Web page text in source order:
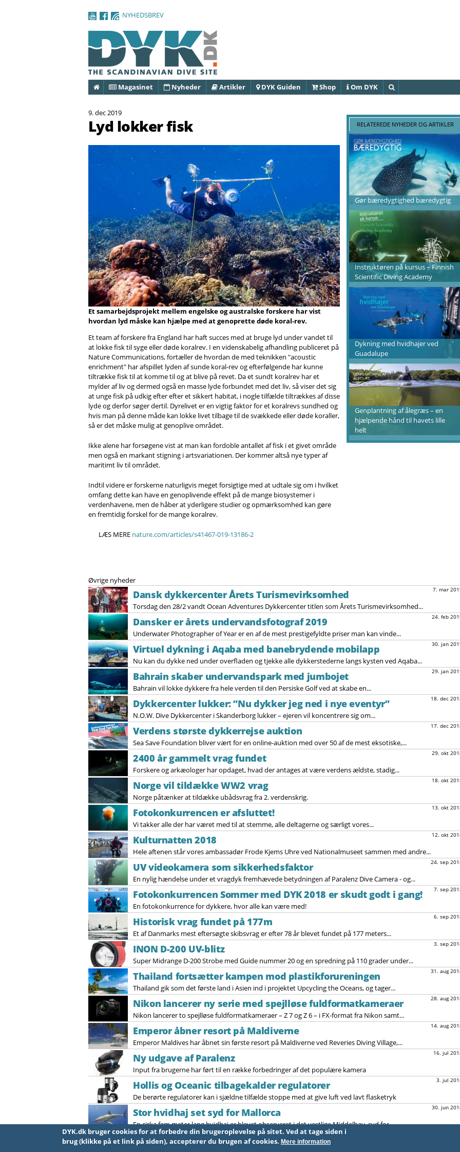
NYHEDSBREV
ForsideMagasinet Nyheder Artikler DYK Guiden Shop Om DYK
9. dec 2019
Lyd lokker fisk
Et samarbejdsprojekt mellem engelske og australske forskere har vist
hvordan lyd måske kan hjælpe med at genoprette døde koral-rev.
Et team af forskere fra England har haft succes med at bruge lyd under vandet til
at lokke fisk til syge eller døde koralrev. I en videnskabelig afhandling publiceret på
Nature Communications, fortæller de hvordan de med teknikken "acoustic
enrichment" har afspillet lyden af sunde koral-rev og efterfølgende har kunne
tiltrække fisk til at komme til og at blive på revet. Da et sundt koralrev har et
mylder af liv og dermed også en masse lyde forbundet med det liv, så viser det sig
at unge fisk på udkig efter efter et sikkert habitat, i nogle tilfælde tiltrækkes af disse
lyde og derfor søger dertil. Dyrelivet er en vigtig faktor for et koralrevs sundhed og
hvis man på denne måde kan lokke livet tilbage til de svækkede eller døde koraller,
så er det måske mulig at genoplive området.
Ikke alene har forsøgene vist at man kan fordoble antallet af fisk i et givet område
men også en markant stigning i artsvariationen. Der kommer altså nye typer af
maritimt liv til området.
Indtil videre er forskerne naturligvis meget forsigtige med at udtale sig om i hvilket
omfang dette kan have en genoplivende effekt på de mange biosystemer i
verdenhavene, men de håber at yderligere studier og opmærksomhed kan gøre
en fremtidig forskel for de mange koralrev.
LÆS MERE nature.com/articles/s41467-019-13186-2
RELATEREDE NYHEDER OG ARTIKLER
Gør bæredygtighed bæredygtig
Instruktøren på kursus – Finnish
Scientific Diving Academy
Dykning med hvidhajer ved
Guadalupe
Genplantning af ålegræs – en
hjælpende hånd til havets lille
helt
Øvrige nyheder
7. mar
Dansk dykkercenter Årets Turismevirksomhed
Torsdag den 28/2 vandt Ocean Adventures Dykkercenter titlen som Årets Turismevirksomhed...
24. feb
Dansker er årets undervandsfotograf 2019
Underwater Photographer of Year er en af de mest prestigefyldte priser man kan vinde...
30. jan
Virtuel dykning i Aqaba med banebrydende mobilapp
Nu kan du dykke ned under overfladen og tjekke alle dykkerstederne langs kysten ved Aqaba...
29. jan
Bahrain skaber undervandspark med jumbojet
Bahrain vil lokke dykkere fra hele verden til den Persiske Golf ved at skabe en...
18. dec
Dykkercenter lukker: ”Nu dykker jeg ned i nye eventyr”
N.O.W. Dive Dykkercenter i Skanderborg lukker – ejeren vil koncentrere sig om...
17. dec
Verdens største dykkerrejse auktion
Sea Save Foundation bliver vært for en online-auktion med over 50 af de mest eksotiske,...
29. okt
2400 år gammelt vrag fundet
Forskere og arkæologer har opdaget, hvad der antages at være verdens ældste, stadig...
18. okt
Norge vil tildække WW2 vrag
Norge påtænker at tildække ubådsvrag fra 2. verdenskrig.
13. okt
Fotokonkurrencen er afsluttet!
Vi takker alle der har været med til at stemme, alle deltagerne og særligt vores...
12. okt
Kulturnatten 2018
Hele aftenen står vores ambassadør Frode Kjems Uhre ved Nationalmuseet sammen med andre...
24. sep
UV videokamera som sikkerhedsfaktor
En nylig hændelse under et vragdyk fremhævede betydningen af ​​Paralenz Dive Camera - og...
7. sep
Fotokonkurrencen Sommer med DYK 2018 er skudt godt i gang!
En fotokonkurrence for dykkere, hvor alle kan være med!
6. sep
Historisk vrag fundet på 177m
Et af Danmarks mest eftersøgte skibsvrag er efter 78 år blevet fundet på 177 meters...
3. sep
INON D-200 UV-blitz
Super Midrange D-200 Strobe med Guide nummer 20 og en spredning på 110 grader under...
31. aug
Thailand fortsætter kampen mod plastikforureningen
Thailand gik som det første land i Asien ind i projektet Upcycling the Oceans, og tager...
28. aug
Nikon lancerer ny serie med spejlløse fuldformatkameraer
Nikon lancerer to spejlløse fuldformatkameraer – Z 7 og Z 6 – i FX-format fra Nikon samt...
14. aug
Emperor åbner resort på Maldiverne
Emperor Maldives har åbnet sin første resort på Maldiverne ved Reveries Diving Village,...
16. jul
Ny udgave af Paralenz
Input fra brugerne har ført til en række forbedringer af det populære kamera
3. jul
Hollis og Oceanic tilbagekalder regulatorer
De berørte regulatorer kan i sjældne tilfælde stoppe med at give luft ved lavt flasketryk
30. jun
Stor hvidhaj set syd for Mallorca
En cirka fem meter lang hvidhaj er blevet observeret i det vestlige Middelhav, syd for...
Sider
« første « forrige 1 2 3 4 5 6 7 8 9 … næste » sidste »
DYK.dk bruger cookies for at forbedre din brugeroplevelse på sitet. Ved at tage siden i
brug (klikke på et link på siden), accepterer du brugen af cookies. Mere information